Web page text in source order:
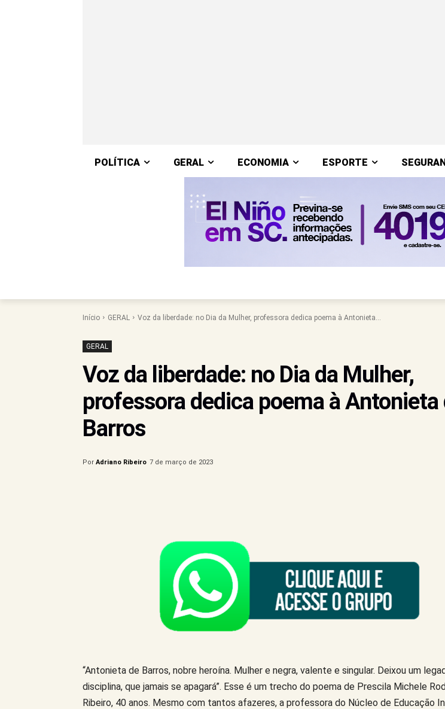
POLÍTICA GERAL ECONOMIA ESPORTE
Início GERAL Voz da liberdade: no Dia da Mulher, professora dedica poema à Antonieta...
GERAL
Voz da liberdade: no Dia da Mulher,
professora dedica poema à Antonieta
Barros
Por Adriano Ribeiro 7 de março de 2023
“Antonieta de Barros, nobre heroína. Mulher e negra, valente e singular. Deixou um
disciplina, que jamais se apagará”. Esse é um trecho do poema de Prescila Michele
Ribeiro, 40 anos. Mesmo com tantos afazeres, a professora do Núcleo de Educação